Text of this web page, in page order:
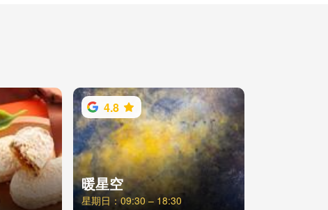
4.8
暖星空
星期日：09:30 – 18:30